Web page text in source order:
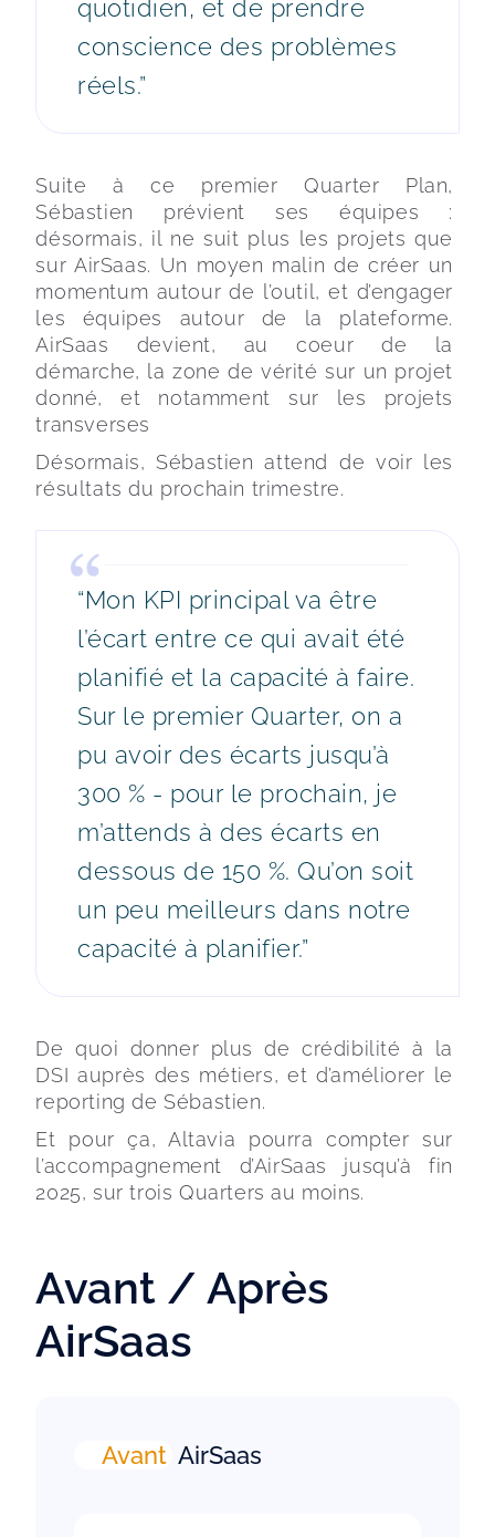
quotidien, et de prendre
conscience des problèmes
réels.”
Suite à ce premier Quarter Plan,
Sébastien prévient ses équipes :
désormais, il ne suit plus les projets que
sur AirSaas. Un moyen malin de créer un
momentum autour de l’outil, et d’engager
les équipes autour de la plateforme.
AirSaas devient, au coeur de la
démarche, la zone de vérité sur un projet
donné, et notamment sur les projets
transverses
Désormais, Sébastien attend de voir les
résultats du prochain trimestre.
“Mon KPI principal va être
l’écart entre ce qui avait été
planifié et la capacité à faire.
Sur le premier Quarter, on a
pu avoir des écarts jusqu’à
300 % - pour le prochain, je
m’attends à des écarts en
dessous de 150 %. Qu’on soit
un peu meilleurs dans notre
capacité à planifier.”
De quoi donner plus de crédibilité à la
DSI auprès des métiers, et d’améliorer le
reporting de Sébastien.
Et pour ça, Altavia pourra compter sur
l’accompagnement d’AirSaas jusqu’à fin
2025, sur trois Quarters au moins.
Avant / Après
AirSaas
Avant AirSaas